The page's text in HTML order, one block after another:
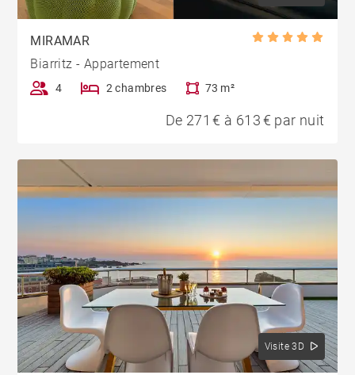
MIRAMAR
Biarritz - Appartement
4 2 chambres 73 m²
De 271 € à 613 € par nuit
Visite 3D